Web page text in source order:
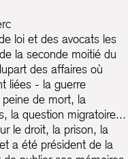
loi et des avocats les
la seconde moitié du
des affaires où
liées - la guerre
de mort, la
la question migratoire...
le droit, la prison, la
a été président de la